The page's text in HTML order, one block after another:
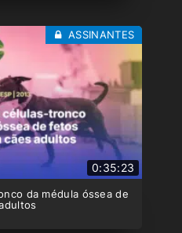
0:35:23
da médula óssea de
ASSINANTES